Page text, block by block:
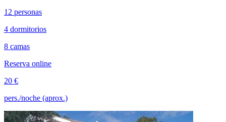
12 personas
4 dormitorios
8 camas
Reserva online
20 €
pers./noche (aprox.)